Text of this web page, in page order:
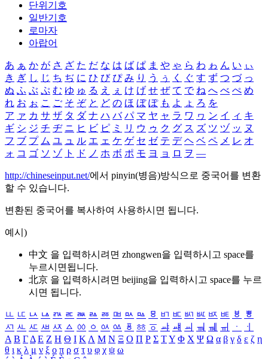
단위기호
일반기호
로마자
아랍어
あ ぁ か が さ ざ た だ な は ば ぱ ま や ゃ ら わ ゎ ん い ぃ
き ぎ し じ ち ぢ に ひ び ぴ み り う ぅ く ぐ す ず つ づ っ
ぬ ふ ぶ ぷ む ゆ ゅ る え ぇ け げ せ ぜ て で ね へ べ ぺ め
れ お ぉ こ ご そ ぞ と ど の ほ ぼ ぽ も よ ょ ろ を
ア ァ カ サ ザ タ ダ ナ ハ バ パ マ ヤ ャ ラ ワ ヮ ン イ ィ キ
ギ シ ジ チ ヂ ニ ヒ ビ ピ ミ リ ウ ゥ ク グ ス ズ ツ ヅ ッ ヌ
フ ブ プ ム ユ ュ ル エ ェ ケ ゲ セ ゼ テ デ ヘ ベ ペ メ レ オ
ォ コ ゴ ソ ゾ ト ド ノ ホ ボ ポ モ ヨ ョ ロ ヲ ―
http://chineseinput.net/에서 pinyin(병음)방식으로 중국어를 변환
할 수 있습니다.
변환된 중국어를 복사하여 사용하시면 됩니다.
예시)
中文 을 입력하시려면 zhongwen을 입력하시고 space를
누르시면됩니다.
北京 을 입력하시려면 beijing을 입력하시고 space를 누르
시면 됩니다.
ㅥ ㅦ ㅧ ㅨ ㅩ ㅪ ㅫ ㅬ ㅭ ㅮ ㅯ ㅰ ㅱ ㅲ ㅳ ㅴ ㅵ ㅶ ㅷ ㅸ
ㅹ
ㅺ ㅻ ㅼ ㅽ ㅾ ㅿ ㆀ ㆁ ㆂ ㆃ ㆄ ㆅ ㆆ ㆇ ㆈ ㆉ ㆊ ㆋ ㆌ ㆍ
ㆎ
Α Β ΓΔ Ε Ζ Η Θ Ι ΚΛ Μ Ν Ξ Ο Π Ρ Σ ΤΥ Φ Χ Ψ Ω α β γ δ ε ζ η
θ ι κ λ μ ν ξ ο π ρ σ τ υ φ χ ψ ω